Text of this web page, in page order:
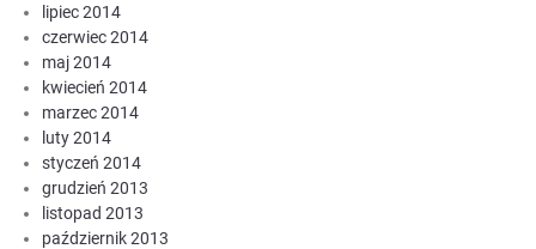
lipiec 2014
czerwiec 2014
maj 2014
kwiecień 2014
marzec 2014
luty 2014
styczeń 2014
grudzień 2013
listopad 2013
październik 2013